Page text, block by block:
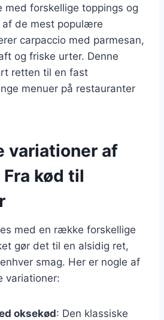
med forskellige toppings og
af de mest populære
carpaccio med parmesan,
og friske urter. Denne
retten til en fast
menuer på restauranter
variationer af
kød til
med en række forskellige
gør det til en alsidig ret,
smag. Her er nogle af
variationer:
oksekød: Den klassiske